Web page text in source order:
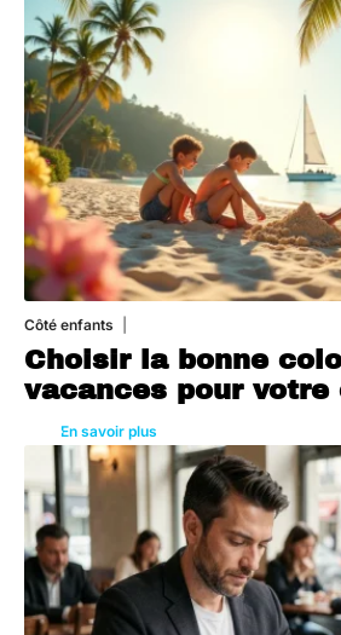
Côté enfants
Choisir la bonne
vacances pour votre
En savoir plus